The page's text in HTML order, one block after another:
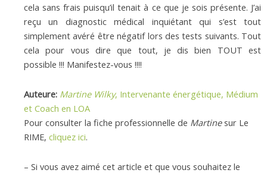
cela sans frais puisqu’il tenait à ce que je sois présente. J’ai
reçu un diagnostic médical inquiétant qui s’est tout
simplement avéré être négatif lors des tests suivants. Tout
cela pour vous dire que tout, je dis bien TOUT est
possible !!! Manifestez-vous !!!!
Auteure: Martine Wilky, Intervenante énergétique, Médium
et Coach en LOA
Pour consulter la fiche professionnelle de Martine sur Le
RIME, cliquez ici.
– Si vous avez aimé cet article et que vous souhaitez le